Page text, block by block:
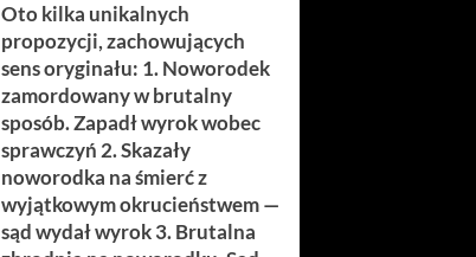
Oto kilka unikalnych
propozycji, zachowujących
sens oryginału: 1. Noworodek
zamordowany w brutalny
sposób. Zapadł wyrok wobec
sprawczyń 2. Skazały
noworodka na śmierć z
wyjątkowym okrucieństwem —
sąd wydał wyrok 3. Brutalna